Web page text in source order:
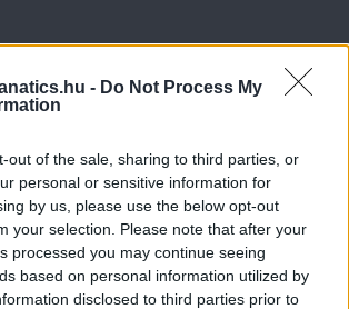
- Do Not Process My
out of the sale, sharing to third parties, or
personal or sensitive information for
by us, please use the below opt-out
your selection. Please note that after your
processed you may continue seeing
based on personal information utilized by
disclosed to third parties prior to